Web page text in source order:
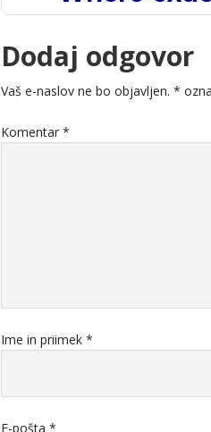
Dodaj odgovor
Vaš e-naslov ne bo objavljen. *
Komentar *
Ime in priimek *
E-pošta *